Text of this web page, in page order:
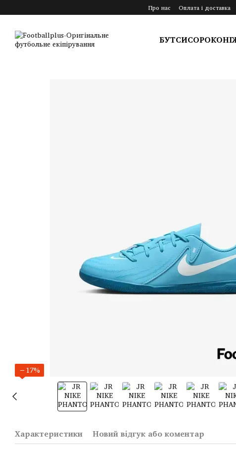
Про нас Оплата і доставка
БУТСИ
−17%
Характеристики Новий відгук або коментар